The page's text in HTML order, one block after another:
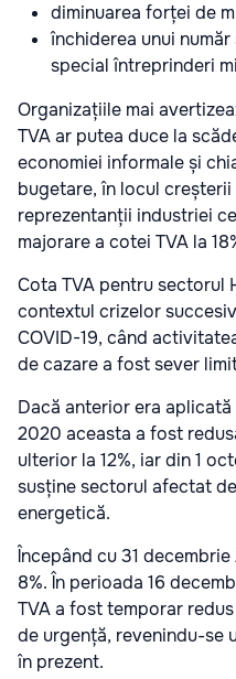
diminuarea forței de
închiderea unui
special întreprinderi
Organizațiile mai
TVA ar putea duce la
economiei informale și
bugetare, în locul
reprezentanții industriei
majorare a cotei TVA la
Cota TVA pentru sectorul
contextul crizelor
COVID-19, când
de cazare a fost sever
Dacă anterior era
2020 aceasta a fost
ulterior la 12%, iar din 1
susține sectorul afectat
energetică.
Începând cu 31
8%. În perioada 16
TVA a fost temporar
de urgență, revenindu-se
în prezent.